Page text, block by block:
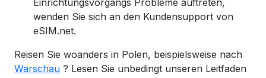
Einrichtungsvorgangs Probleme auftreten,
wenden Sie sich an den Kundensupport von
eSIM.net.
Reisen Sie woanders in Polen, beispielsweise nach
Warschau ? Lesen Sie unbedingt unseren Leitfaden